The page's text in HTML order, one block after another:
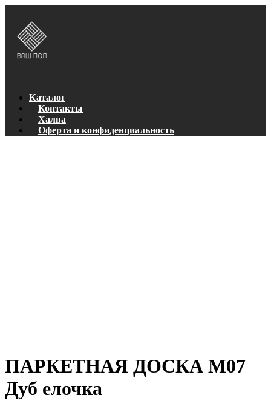
Каталог
Контакты
Халва
Оферта и конфиденциальность
ПАРКЕТНАЯ ДОСКА M07
Дуб елочка